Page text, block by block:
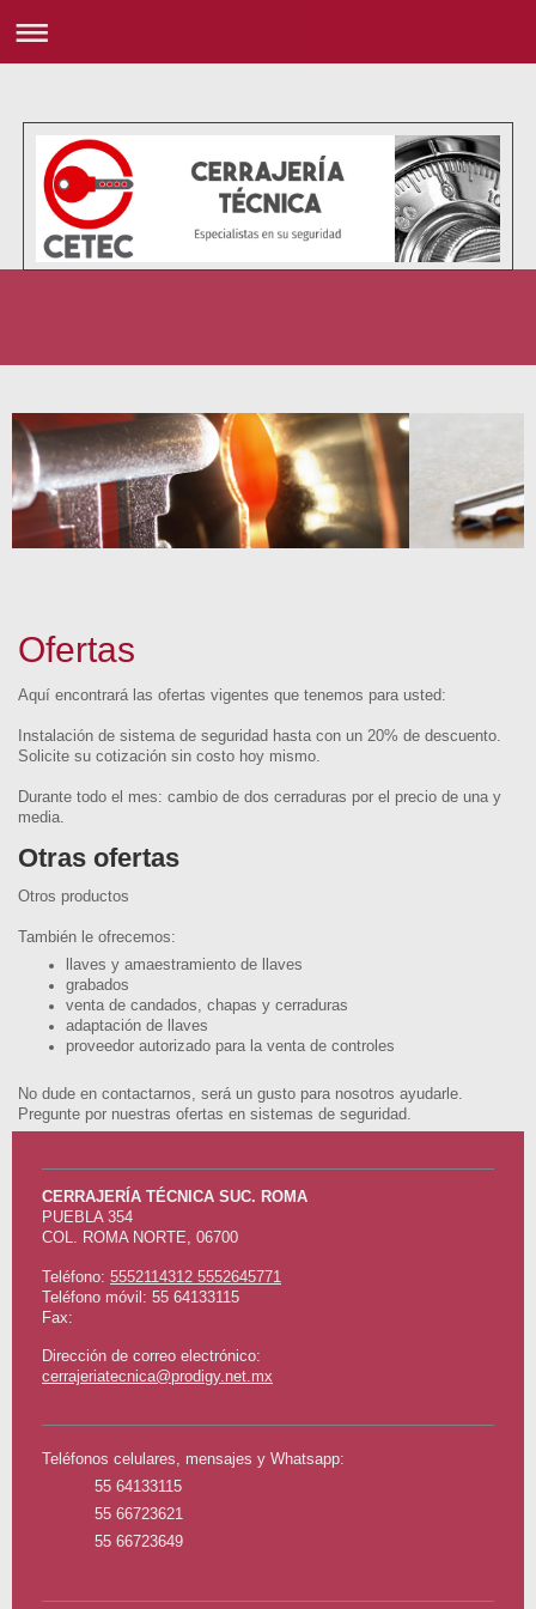
Ofertas
Aquí encontrará las ofertas vigentes que tenemos para usted:
Instalación de sistema de seguridad hasta con un 20% de descuento.
Solicite su cotización sin costo hoy mismo.
Durante todo el mes: cambio de dos cerraduras por el precio de una y
media.
Otras ofertas
Otros productos
También le ofrecemos:
llaves y amaestramiento de llaves
grabados
venta de candados, chapas y cerraduras
adaptación de llaves
proveedor autorizado para la venta de controles
No dude en contactarnos, será un gusto para nosotros ayudarle.
Pregunte por nuestras ofertas en sistemas de seguridad.
CERRAJERÍA TÉCNICA SUC. ROMA
PUEBLA 354
COL. ROMA NORTE, 06700
Teléfono: 5552114312 5552645771
Teléfono móvil: 55 64133115
Fax:
Dirección de correo electrónico:
cerrajeriatecnica@prodigy.net.mx
Teléfonos celulares, mensajes y Whatsapp:
55 64133115
55 66723621
55 66723649